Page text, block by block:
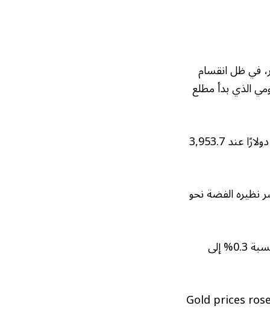
في ظل انقسام
الذي بدأ مطلع
وهبطت أسعار العقود الآجلة للمعدن الأصفر تسليم ديسمبر القادم، بنسبة 1.5% أو 60 دولارًا عند 3,953.7
دولار للأوقية، فيما خسر نظيره الفضة نحو
وارتفع مؤشر الدولار -الذي يقيس أداء العملة الأمريكية أمام سلة من 6 عملات رئيسية- بنسبة 0.3% إلى
Gold prices